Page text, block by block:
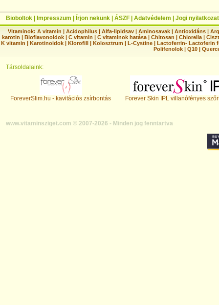
Bioboltok Impresszum Írjon nekünk ÁSZF Adatvédelem Jogi nyilatkozat
Vitaminok: A vitamin |Acidophilus |Alfa-lipidsav |Aminosavak |Antioxidáns |
karotin | Bioflavonoidok | C vitamin | C vitaminok hatása | Chitosan | Chlorella |
K vitamin | Karotinoidok | Klorofill | Kolosztrum | L-Cystine | Lactoferrin- Lactoferin
Polifenolok |Q10 |
Társoldalaink:
ForeverSlim.hu - kavitációs zsírbontás Forever Skin IPL villanófényes
www.vitaminsziget.com © 2007-2026 - Minden jog fenntartva